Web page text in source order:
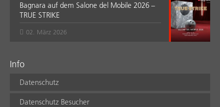
Bagnara auf dem Salone del Mobile 2026 –
TRUE STRIKE
02. März 2026
Info
Datenschutz
Datenschutz Besucher